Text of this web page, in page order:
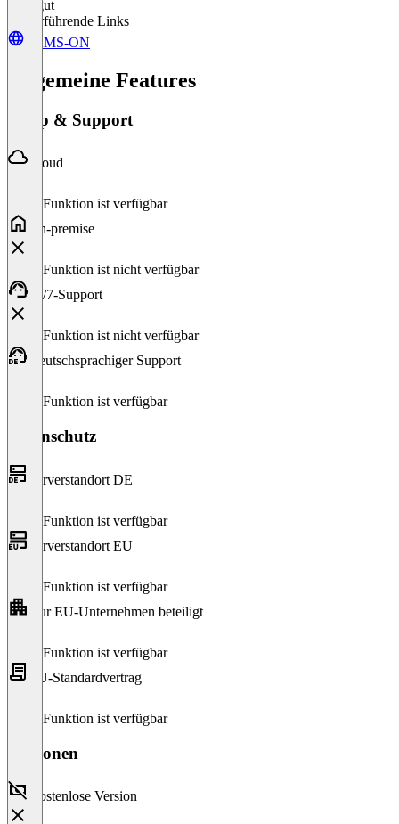
Sehr gut
Weiterführende Links
SAMS-ON
Allgemeine Features
Setup & Support
Cloud
Diese Funktion ist verfügbar
On-premise
Diese Funktion ist nicht verfügbar
24/7-Support
Diese Funktion ist nicht verfügbar
Deutschsprachiger Support
Diese Funktion ist verfügbar
Datenschutz
Serverstandort DE
Diese Funktion ist verfügbar
Serverstandort EU
Diese Funktion ist verfügbar
Nur EU-Unternehmen beteiligt
Diese Funktion ist verfügbar
EU-Standardvertrag
Diese Funktion ist verfügbar
Versionen
Kostenlose Version